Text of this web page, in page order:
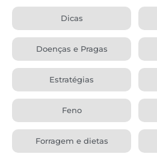
Dicas
Doenças e Pragas
Estratégias
Feno
Forragem e dietas